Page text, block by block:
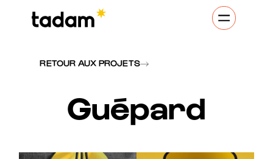
RETOUR AUX PROJETS
Guépard